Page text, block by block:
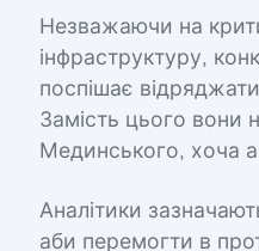
Незважаючи на
інфраструктуру,
поспішає
Замість цього вони
Мединського, хоча
Аналітики
аби перемогти в